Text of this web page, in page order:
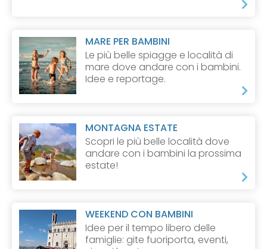
MARE PER BAMBINI
Le più belle spiagge e località di
mare dove andare con i bambini.
Idee e reportage.
MONTAGNA ESTATE
Scopri le più belle località dove
andare con i bambini la prossima
estate!
WEEKEND CON BAMBINI
Idee per il tempo libero delle
famiglie: gite fuoriporta, eventi,